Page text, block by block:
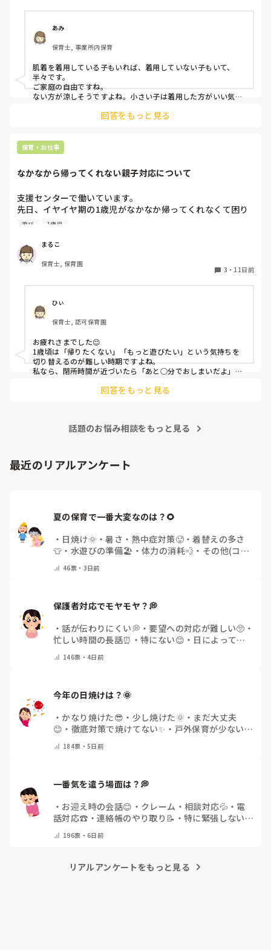
ちをみていると、肌着がないほうが涼しそうです。
色々な考え方があると思いますが、皆様の園では夏も肌着を
着せていますか？
ちょっと皆さまはどんな感じか聞いてみたくなりました。
よろしくお願いいたします。
あみ
保育士, 事業所内保育
肌着を着用している子もいれば、着用していない子もいて、
半々です。
ご家庭の自由ですね。
ない方が涼しそうですよね。小さい子は着用した方がいい気が
回答をもっと見る
保育・お仕事
なかなから帰ってくれない親子対応について
支援センターで働いています。
先日、イヤイヤ期の1歳児がなかなか帰ってくれなくて困り
ました。やりたかったことがあったみたいなのでそれをやっ
ヤイヤでギャーギャーで、流石に閉所時間15分も過ぎてるし
で、部屋から出てもギャーギャー止まらず、最後の最後でや
っとお母さんが抱っこして帰っていったのですが、どうすれ
か。教えて頂きたいです。
遊び 1歳児
まるこ
保育士, 保育園
3 ・ 11日前
ひぃ
保育士, 認可保育園
お疲れさまでした😌
1歳頃は「帰りたくない」「もっと遊びたい」という気持ちを
切り替えるのが難しい時期ですよね。
私なら、閉所時間が近づいたら「あと○分でおしまいだよ」
て心の準備ができるようにします。それでも難しい時は、「帰
その日は大変だったと思いますが、最後はお母さんが抱っこし
ますよ〜😊
回答をもっと見る
話題のお悩み相談をもっと見る
最近のリアルアンケート
夏の保育で一番大変なのは？🌻
・ 日焼け🌞 ・暑さ・熱中症対策🥵・着替えの多さ
👕 ・ 水遊びの準備🏖️ ・ 体力の消耗💨 ・ その他(コメ
46票・ 3日前
保護者対応でモヤモヤ？💭
・話が伝わりにくい💭 ・ 要望への対応が難しい🥺 ・
忙しい時間の長話⏰ ・ 特にない😊 ・ 日によって違
146票・4日前
今年の日焼けは？🌞
・ かなり焼けた😎 ・ 少し焼けた🌞 ・ まだ大丈夫
😊 ・ 徹底対策で焼けてない✨ ・ 戸外保育が少ない
184票・5日前
一番気を遣う場面は？💭
・ お迎え時の会話😊 ・ クレーム・相談対応💦 ・ 電
話対応☎️ ・ 連絡帳のやり取り📝 ・ 特に緊張しない
196票・ 6日前
リアルアンケートをもっと見る